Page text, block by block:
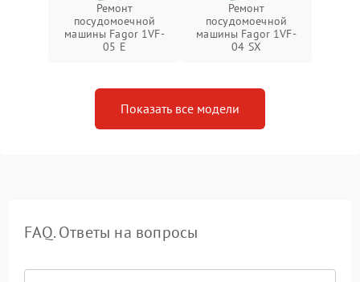
Ремонт
посудомоечной
машины Fagor 1VF-
05 E
Ремонт
посудомоечной
машины Fagor 1VF-
04 SX
Показать все модели
FAQ. Ответы на вопросы